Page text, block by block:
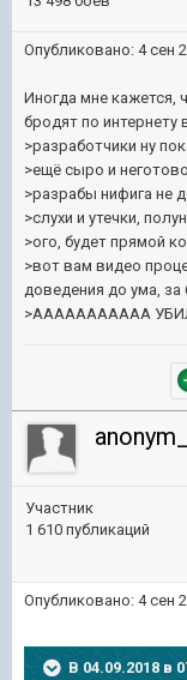
Опубликовано: 4 сен
Иногда мне кажется,
бродят по интернету
>разработчики ну
>ещё сыро и
>разрабы нифига не
>слухи и утечки,
>ого, будет прямой
>вот вам видео
доведения до ума, за
>ААААААААААА
Участник
1 610 публикаций
Опубликовано: 4 сен
В 04.09.2018 в